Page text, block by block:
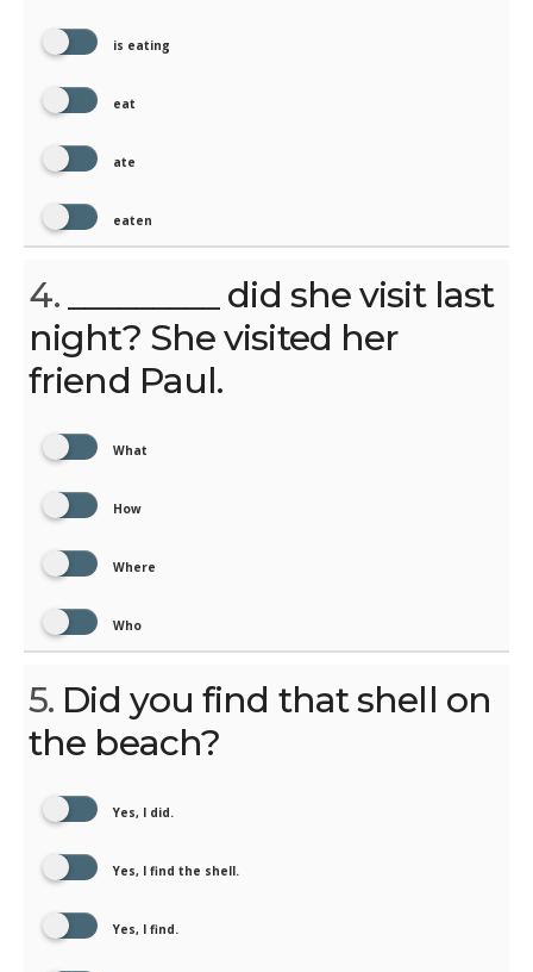
is eating
eat
ate
eaten
4. _________ did she visit last
night? She visited her
friend Paul.
What
How
Where
Who
5. Did you find that shell on
the beach?
Yes, I did.
Yes, I find the shell.
Yes, I find.